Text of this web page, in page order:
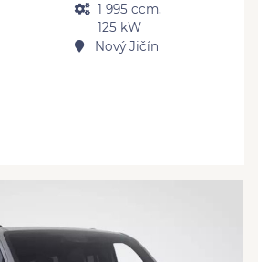
1 995 ccm,
125 kW
Nový Jičín